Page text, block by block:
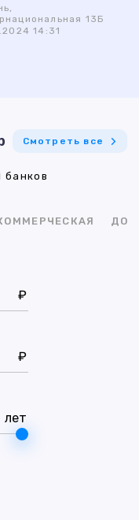
13Б
14:31
Смотреть все
банков
ДОМ
₽
₽
лет